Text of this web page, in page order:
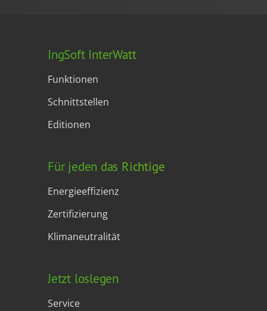
IngSoft InterWatt
Funktionen
Schnittstellen
Editionen
Für jeden das Richtige
Energieeffizienz
Zertifizierung
Klimaneutralität
Jetzt loslegen
Service